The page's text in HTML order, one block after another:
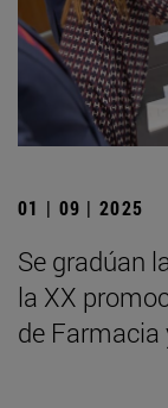
01 | 09 | 2025
Se gradúan
la XX
de